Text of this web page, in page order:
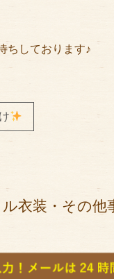
ちしております♪
衣装・その他